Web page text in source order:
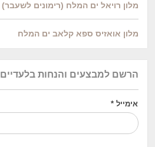
הרשם למבצעים והנחות בלעדיים
אימייל*
מלון רויאל ים המלח (רימונים לשעבר)
מלון אואזיס ספא קלאב ים המלח